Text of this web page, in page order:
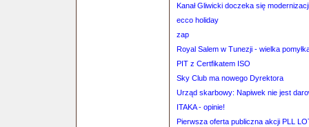
Kanał Gliwicki doczeka się
ecco holiday
zap
Royal Salem w Tunezji - wielka
PIT z Certfikatem ISO
Sky Club ma nowego Dyrektora
Urząd skarbowy: Napiwek nie jest
ITAKA - opinie!
Pierwsza oferta publiczna akcji PLL